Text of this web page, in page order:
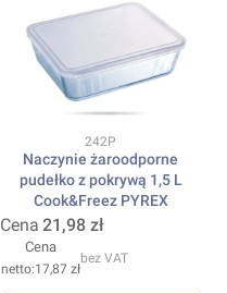
Kod produktu
242P
Naczynie żaroodporne
pudełko z pokrywą 1,5 L
Cook&Freez PYREX
Cena 21,98 zł
Cena
17,87 zł
bez VAT